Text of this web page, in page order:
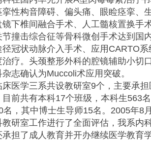
性构音障碍、偏头痛、眼睑痉挛、
下椎间融合手术、人工髓核置换手
撞击综合征等骨科微创手术达到国
径冠状动脉介入手术、应用CARTO
疗。头颈整形外科的腔镜辅助小切
志确认为Muccoli术应用突破。
医学三系共设教研室9个，主要承
前共有本科17个班级，本科生563
名，其中博士生导师15名。2005年8
教研室工作进行了全面评估，我系内
担了成人教育并开办继续医学教育